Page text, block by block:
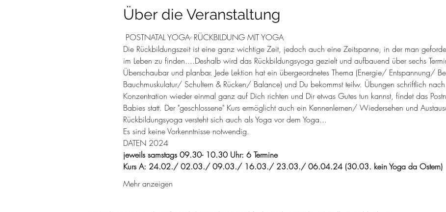
Über die Veranstaltung
POSTNATAL YOGA- RÜCKBILDUNG MIT YOGA
Die Rückbildungszeit ist eine ganz wichtige Zeit, jedoch auch eine Zeitspanne, in der man
im Leben zu finden....Deshalb wird das Rückbildungsyoga gezielt und aufbauend über sechs
Überschaubar und planbar. Jede Lektion hat ein übergeordnetes Thema (Energie/ Entspannung/
Bauchmuskulatur/ Schultern & Rücken/ Balance) und Du bekommst teilw. Übungen schriftlich
Konzentration wieder einmal ganz auf Dich richten und Dir etwas Gutes tun kannst, findet das
Babies statt. Der "geschlossene" Kurs ermöglicht auch ein Kennenlernen/ Wiedersehen und
Rückbildungsyoga versteht sich auch als Yoga vor dem Yoga...
Es sind keine Vorkenntnisse notwendig.
DATEN 2024
jeweils samstags 09.30- 10.30 Uhr: 6 Termine
Kurs A: 24.02./ 02.03./ 09.03./ 16.03./ 23.03./ 06.04.24 (30.03. kein Yoga da Ostern)
Mehr anzeigen